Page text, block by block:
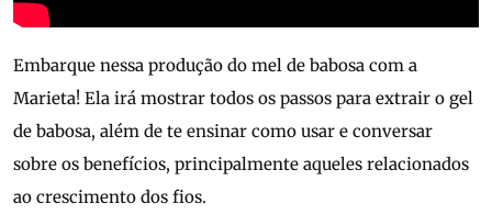
Embarque nessa produção do mel de babosa com a
Marieta! Ela irá mostrar todos os passos para extrair o gel
de babosa, além de te ensinar como usar e conversar
sobre os benefícios, principalmente aqueles relacionados
ao crescimento dos fios.